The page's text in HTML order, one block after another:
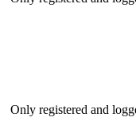
Only registered and